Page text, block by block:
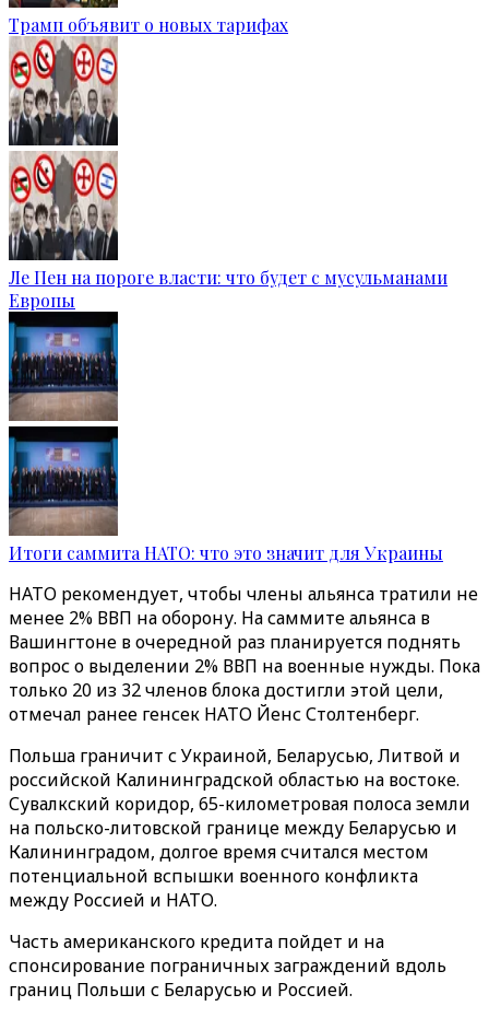
Трамп объявит о новых тарифах
Ле Пен на пороге власти: что будет с мусульманами
Европы
Итоги саммита НАТО: что это значит для Украины
НАТО рекомендует, чтобы члены альянса тратили не
менее 2% ВВП на оборону. На саммите альянса в
Вашингтоне в очередной раз планируется поднять
вопрос о выделении 2% ВВП на военные нужды. Пока
только 20 из 32 членов блока достигли этой цели,
отмечал ранее генсек НАТО Йенс Столтенберг.
Польша граничит с Украиной, Беларусью, Литвой и
российской Калининградской областью на востоке.
Сувалкский коридор, 65-километровая полоса земли
на польско-литовской границе между Беларусью и
Калининградом, долгое время считался местом
потенциальной вспышки военного конфликта
между Россией и НАТО.
Часть американского кредита пойдет и на
спонсирование пограничных заграждений вдоль
границ Польши с Беларусью и Россией.